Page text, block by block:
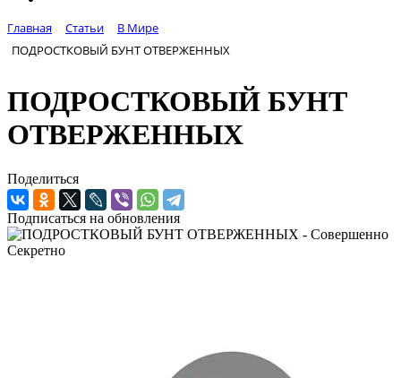
Главная Статьи
В Мире
ПОДРОСТКОВЫЙ БУНТ ОТВЕРЖЕННЫХ
ПОДРОСТКОВЫЙ БУНТ
ОТВЕРЖЕННЫХ
Поделиться
Подписаться на обновления